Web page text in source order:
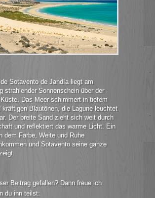
Sotavento de Jandía liegt am
strahlender Sonnenschein über der
Das Meer schimmert in tiefem
kräftigen Blautönen, die Lagune leuchtet
Der breite Sand zieht sich weit durch
und reflektiert das warme Licht. Ein
dem Farbe, Weite und Ruhe
und Sotavento seine ganze
Beitrag gefallen? Dann freue ich
du ihn teilst: